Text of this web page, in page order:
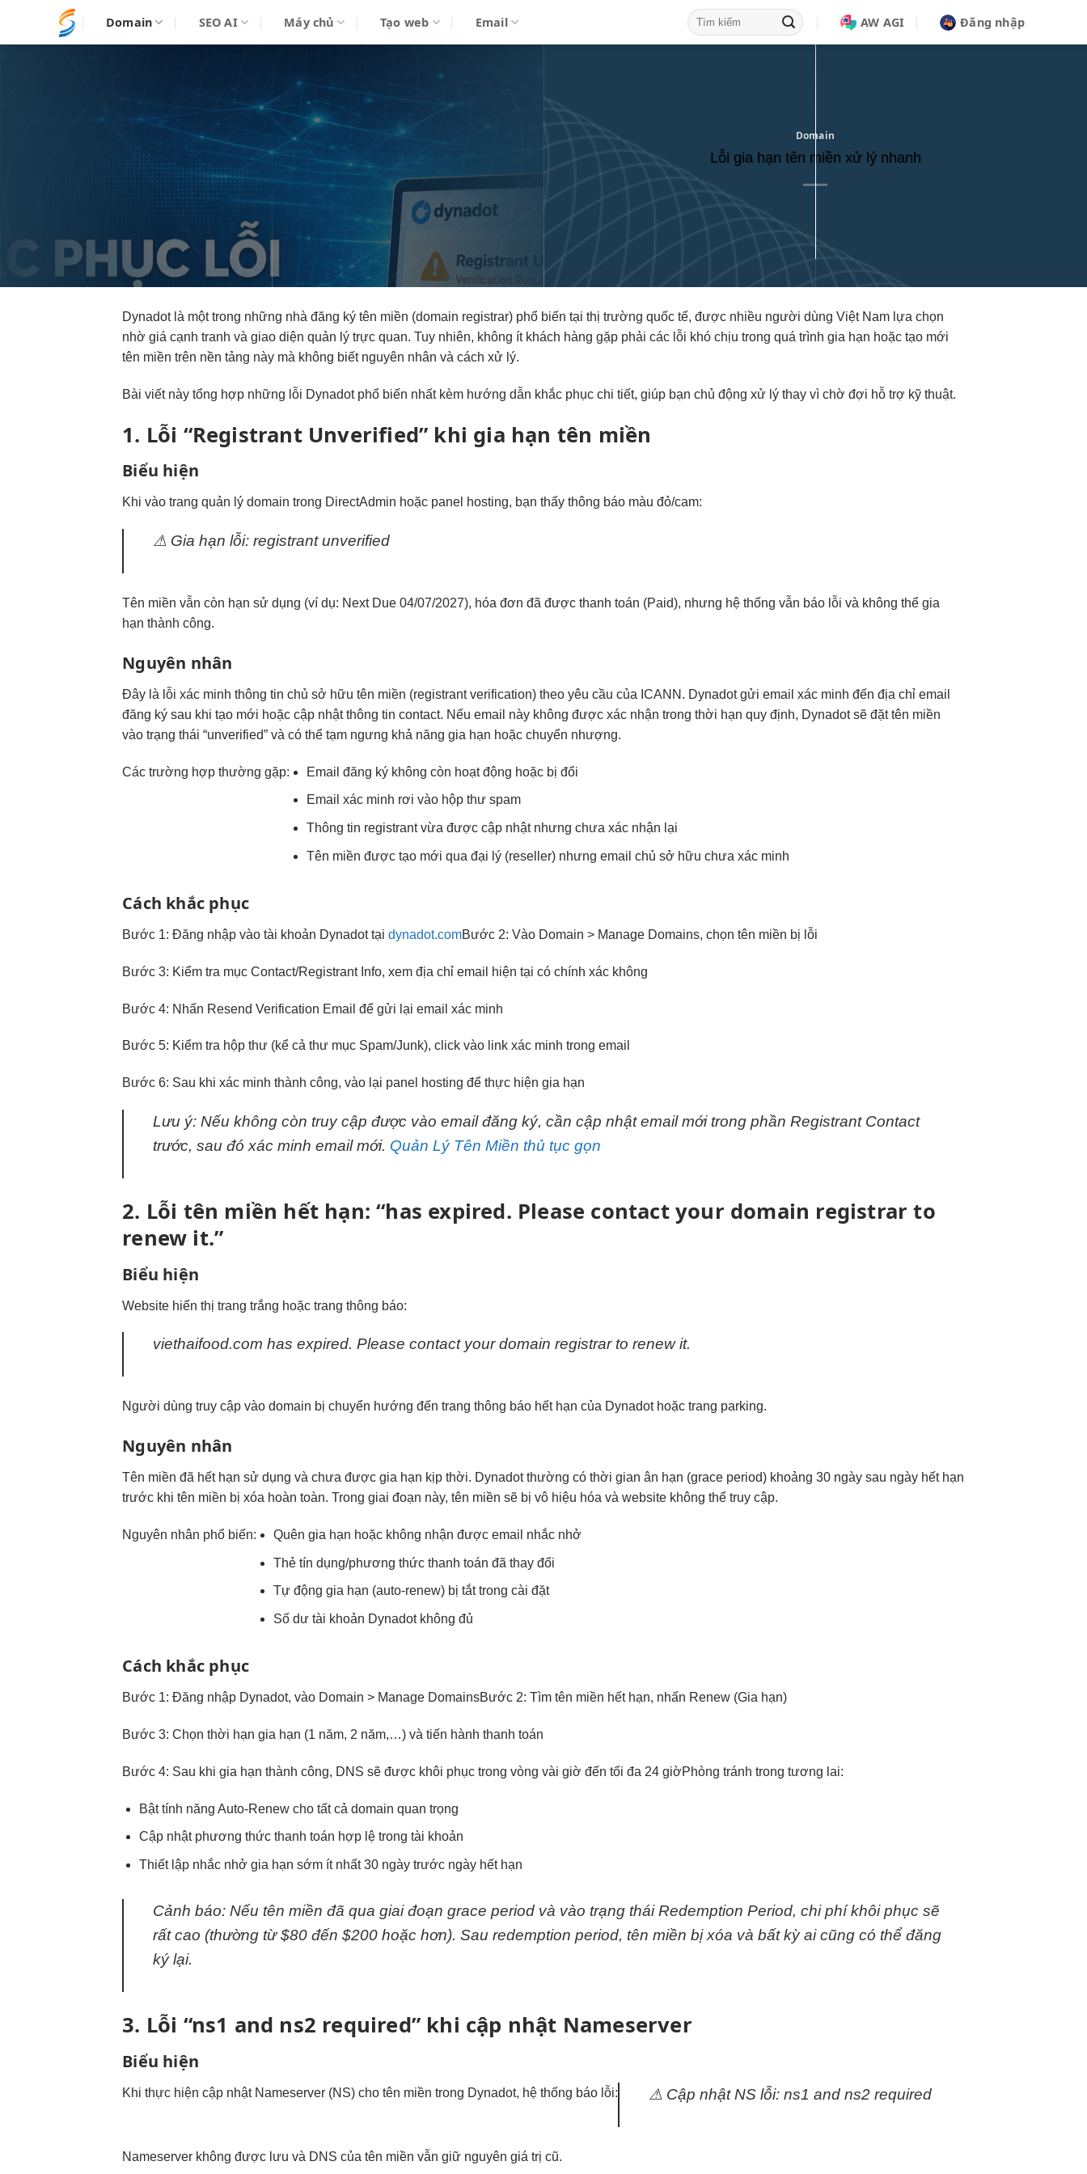
Domain SEO AI Máy chủ Tạo web Email AW AGI Đăng nhập
Domain
Lỗi gia hạn tên miền xử lý nhanh
Dynadot là một trong những nhà đăng ký tên miền (domain registrar) phổ biến tại thị trường quốc tế, được nhiều người dùng Việt Nam lựa chọn
nhờ giá cạnh tranh và giao diện quản lý trực quan. Tuy nhiên, không ít khách hàng gặp phải các lỗi khó chịu trong quá trình gia hạn hoặc tạo mới
tên miền trên nền tảng này mà không biết nguyên nhân và cách xử lý.
Bài viết này tổng hợp những lỗi Dynadot phổ biến nhất kèm hướng dẫn khắc phục chi tiết, giúp bạn chủ động xử lý thay vì chờ đợi hỗ trợ kỹ thuật.
1. Lỗi “Registrant Unverified” khi gia hạn tên miền
Biểu hiện
Khi vào trang quản lý domain trong DirectAdmin hoặc panel hosting, bạn thấy thông báo màu đỏ/cam:
⚠ Gia hạn lỗi: registrant unverified
Tên miền vẫn còn hạn sử dụng (ví dụ: Next Due 04/07/2027), hóa đơn đã được thanh toán (Paid), nhưng hệ thống vẫn báo lỗi và không thể gia
hạn thành công.
Nguyên nhân
Đây là lỗi xác minh thông tin chủ sở hữu tên miền (registrant verification) theo yêu cầu của ICANN. Dynadot gửi email xác minh đến địa chỉ email
đăng ký sau khi tạo mới hoặc cập nhật thông tin contact. Nếu email này không được xác nhận trong thời hạn quy định, Dynadot sẽ đặt tên miền
vào trạng thái “unverified” và có thể tạm ngưng khả năng gia hạn hoặc chuyển nhượng.
Các trường hợp thường gặp: Email đăng ký không còn hoạt động hoặc bị đổi
Email xác minh rơi vào hộp thư spam
Thông tin registrant vừa được cập nhật nhưng chưa xác nhận lại
Tên miền được tạo mới qua đại lý (reseller) nhưng email chủ sở hữu chưa xác minh
Cách khắc phục
Bước 1: Đăng nhập vào tài khoản Dynadot tạidynadot.comBước 2: Vào Domain > Manage Domains, chọn tên miền bị lỗi
Bước 3: Kiểm tra mục Contact/Registrant Info, xem địa chỉ email hiện tại có chính xác không
Bước 4: Nhấn Resend Verification Email để gửi lại email xác minh
Bước 5: Kiểm tra hộp thư (kể cả thư mục Spam/Junk), click vào link xác minh trong email
Bước 6: Sau khi xác minh thành công, vào lại panel hosting để thực hiện gia hạn
Lưu ý: Nếu không còn truy cập được vào email đăng ký, cần cập nhật email mới trong phần Registrant Contact
trước, sau đó xác minh email mới. Quản Lý Tên Miền thủ tục gọn
2. Lỗi tên miền hết hạn: “has expired. Please contact your domain registrar to
renew it.”
Biểu hiện
Website hiển thị trang trắng hoặc trang thông báo:
viethaifood.com has expired. Please contact your domain registrar to renew it.
Người dùng truy cập vào domain bị chuyển hướng đến trang thông báo hết hạn của Dynadot hoặc trang parking.
Nguyên nhân
Tên miền đã hết hạn sử dụng và chưa được gia hạn kịp thời. Dynadot thường có thời gian ân hạn (grace period) khoảng 30 ngày sau ngày hết hạn
trước khi tên miền bị xóa hoàn toàn. Trong giai đoạn này, tên miền sẽ bị vô hiệu hóa và website không thể truy cập.
Nguyên nhân phổ biến: Quên gia hạn hoặc không nhận được email nhắc nhở
Thẻ tín dụng/phương thức thanh toán đã thay đổi
Tự động gia hạn (auto-renew) bị tắt trong cài đặt
Số dư tài khoản Dynadot không đủ
Cách khắc phục
Bước 1: Đăng nhập Dynadot, vào Domain > Manage DomainsBước 2: Tìm tên miền hết hạn, nhấn Renew (Gia hạn)
Bước 3: Chọn thời hạn gia hạn (1 năm, 2 năm,…) và tiến hành thanh toán
Bước 4: Sau khi gia hạn thành công, DNS sẽ được khôi phục trong vòng vài giờ đến tối đa 24 giờPhòng tránh trong tương lai:
Bật tính năng Auto-Renew cho tất cả domain quan trọng
Cập nhật phương thức thanh toán hợp lệ trong tài khoản
Thiết lập nhắc nhở gia hạn sớm ít nhất 30 ngày trước ngày hết hạn
Cảnh báo: Nếu tên miền đã qua giai đoạn grace period và vào trạng thái Redemption Period, chi phí khôi phục sẽ
rất cao (thường từ $80 đến $200 hoặc hơn). Sau redemption period, tên miền bị xóa và bất kỳ ai cũng có thể đăng
ký lại.
3. Lỗi “ns1 and ns2 required” khi cập nhật Nameserver
Biểu hiện
Khi thực hiện cập nhật Nameserver (NS) cho tên miền trong Dynadot, hệ thống báo lỗi: ⚠ Cập nhật NS lỗi: ns1 and ns2 required
Nameserver không được lưu và DNS của tên miền vẫn giữ nguyên giá trị cũ.